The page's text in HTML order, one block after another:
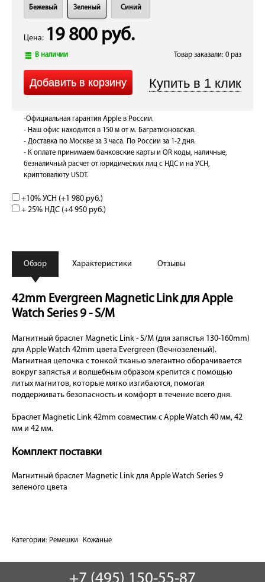
Бежевый Зеленый Синий
Цена: 19 800 руб.
В наличии Товар заказали: 0 раз
-Официальная гарантия Apple в России.
- Наш офис находится в 150 м от м. Багратионовская.
- Доставка по Москве за 3 часа. По России за 1-2 дня.
- К оплате принимаем банковские карты и QR коды, наличные,
безналичный расчет от юридических лиц с НДС и на УСН,
криптовалюту USDT.
+10% УСН (+1 980 руб.)
+ 25% НДС (+4 950 руб.)
Обзор Характеристики Отзывы
42mm Evergreen Magnetic Link для Apple
Watch Series 9 - S/M
Магнитный браслет Magnetic Link - S/M (для запястья 130-160mm)
для Apple Watch 42mm цвета Evergreen (Вечнозеленый).
Магнитная цепочка с тонкой тканью элегантно оборачивается
вокруг запястья и волшебным образом крепится с помощью
литых магнитов, которые мягко изгибаются, помогая
поддерживать безопасность и комфорт в течение всего дня.
Браслет Magnetic Link 42mm совместим с Apple Watch 40 мм, 42
мм и 42 мм.
Комплект поставки
Магнитный браслет Magnetic Link для Apple Watch Series 9
зеленого цвета
Категории: Ремешки Кожаные